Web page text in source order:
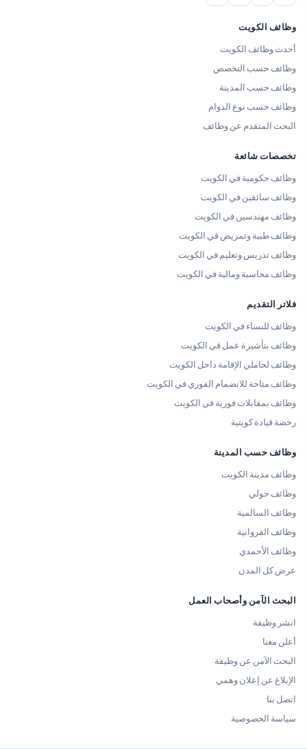
وظائف الكويت
أحدث وظائف الكويت
وظائف حسب التخصص
وظائف حسب المدينة
وظائف حسب نوع الدوام
البحث المتقدم عن وظائف
تخصصات شائعة
وظائف حكومية في الكويت
وظائف سائقين في الكويت
وظائف مهندسين في الكويت
وظائف طبية وتمريض في الكويت
وظائف تدريس وتعليم في الكويت
وظائف محاسبة ومالية في الكويت
فلاتر التقديم
وظائف للنساء في الكويت
وظائف بتأشيرة عمل في الكويت
وظائف لحاملي الإقامة داخل الكويت
وظائف متاحة للانضمام الفوري في الكويت
وظائف بمقابلات فورية في الكويت
رخصة قيادة كويتية
وظائف حسب المدينة
وظائف مدينة الكويت
وظائف حولي
وظائف السالمية
وظائف الفروانية
وظائف الأحمدي
عرض كل المدن
البحث الآمن وأصحاب العمل
انشر وظيفة
أعلن معنا
البحث الآمن عن وظيفة
الإبلاغ عن إعلان وهمي
اتصل بنا
سياسة الخصوصية